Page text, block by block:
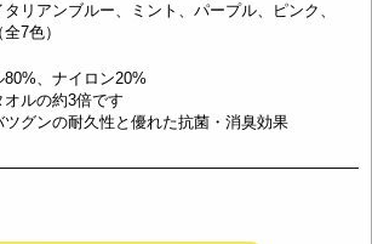
リアンブルー、ミント、パープル、ピンク、
7色）
、ナイロン20%
ルの約3倍です
グンの耐久性と優れた抗菌・消臭効果